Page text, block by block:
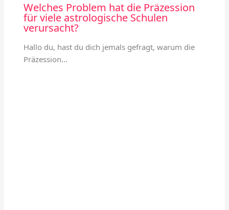
Welches Problem hat die Präzession
für viele astrologische Schulen
verursacht?
Hallo du, hast du dich jemals gefragt, warum die
Präzession…